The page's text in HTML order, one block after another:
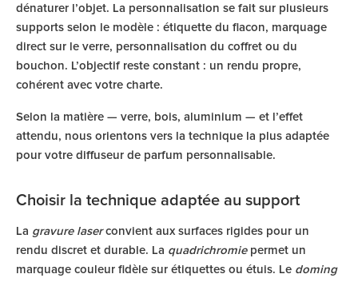
dénaturer l’objet. La personnalisation se fait sur plusieurs
supports selon le modèle : étiquette du flacon, marquage
direct sur le verre, personnalisation du coffret ou du
bouchon. L’objectif reste constant : un rendu propre,
cohérent avec votre charte.
Selon la matière — verre, bois, aluminium — et l’effet
attendu, nous orientons vers la technique la plus adaptée
pour votre diffuseur de parfum personnalisable.
Choisir la technique adaptée au support
La gravure laserconvient aux surfaces rigides pour un
rendu discret et durable. La quadrichromiepermet un
marquage couleur fidèle sur étiquettes ou étuis. Le doming